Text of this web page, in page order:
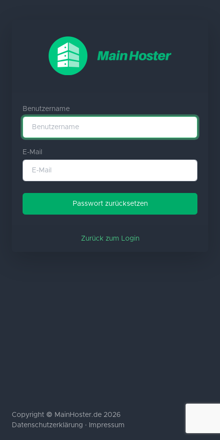
Benutzername
E-Mail
Passwort zurücksetzen
Zurück zum Login
Copyright © MainHoster.de 2026
Datenschutzerklärung · Impressum